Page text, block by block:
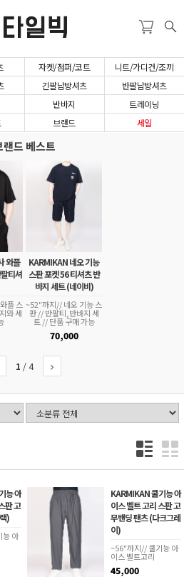
일빅
자켓/점퍼/코트
니트/가디건/조끼
긴팔남방셔츠
반팔남방셔츠
반바지
트레이닝
브랜드 세일
랜드 베스트
와플
티셔
플 스
와 세
KARMIKAN 네오 기능
스판 포켓 56 티셔츠 반
바지 세트 (네이비)
~52"까지// 네오 기능 스
판 // 반팔티,반바지 세
트 // 단품 구매 가능
70,000
1 /4
능 아
판 고
)
아
KARMIKAN 쿨기능 아
이스 벨트 고리 스판 고
무밴딩 팬츠 (다크그레
이)
~56"까지// 쿨기능 아
이스 벨트고리
45,000